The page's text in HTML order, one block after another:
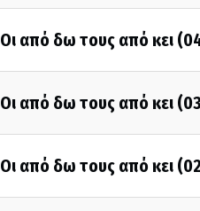
Οι από δω τους από κει
Οι από δω τους από κει
Οι από δω τους από κει